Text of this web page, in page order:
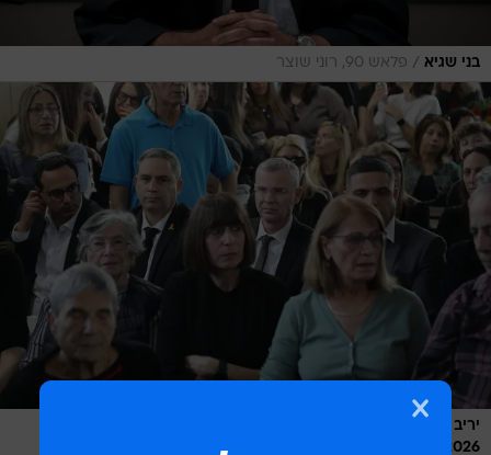
בני שגיא / פלאש 90, רוני שוצר
2026